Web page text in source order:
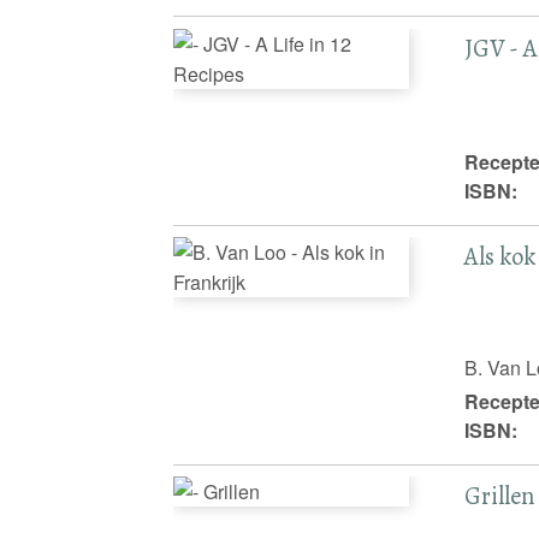
JGV -
ISBN:
Als
B. Van
ISBN:
Grillen